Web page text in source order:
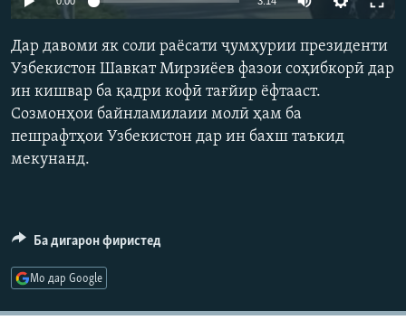
ГУЗОРИШҲОИ РАДИОӢ
ПАЙГИРӢ КУНЕД
Дар давоми як соли раёсати ҷумҳурии президенти
Узбекистон Шавкат Мирзиёев фазои соҳибкорӣ дар
ин кишвар ба қадри кофӣ тағйир ёфтааст.
Созмонҳои байнламилаии молӣ ҳам ба
пешрафтҳои Узбекистон дар ин бахш таъкид
мекунанд.
Ба дигарон фиристед
Мо дар Google